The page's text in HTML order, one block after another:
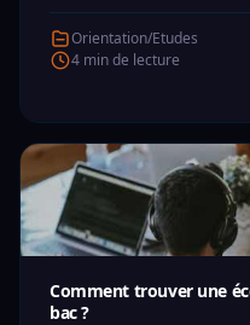
Orientation/Etudes
4 min de lecture
Comment trouver une
bac ?